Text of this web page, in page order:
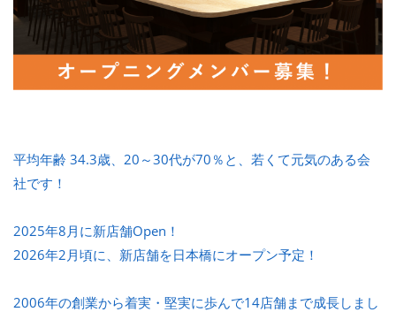
平均年齢 34.3歳、20～30代が70％と、若くて元気のある会
社です！
2025年8月に新店舗Open！
2026年2月頃に、新店舗を日本橋にオープン予定！
2006年の創業から着実・堅実に歩んで14店舗まで成長しまし